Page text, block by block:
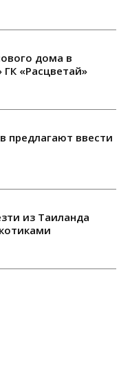
дома в
ГК «Расцветай»
предлагают ввести
из Таиланда